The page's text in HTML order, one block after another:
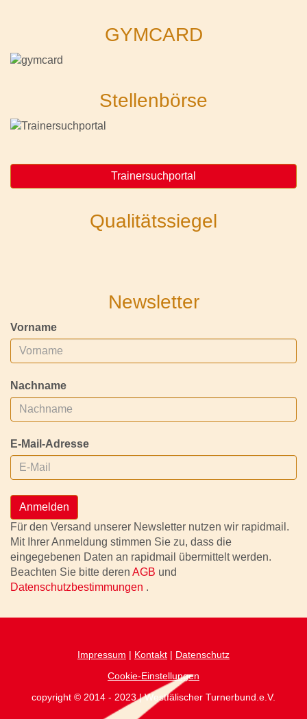
GYMCARD
Stellenbörse
Trainersuchportal
Qualitätssiegel
Newsletter
Vorname
Nachname
E-Mail-Adresse
Anmelden
Für den Versand unserer Newsletter nutzen wir rapidmail.
Mit Ihrer Anmeldung stimmen Sie zu, dass die
eingegebenen Daten an rapidmail übermittelt werden.
Beachten Sie bitte deren AGB und
Datenschutzbestimmungen .
Impressum | Kontakt | Datenschutz
Cookie-Einstellungen
copyright © 2014 - 2023 | Westfälischer Turnerbund.e.V.